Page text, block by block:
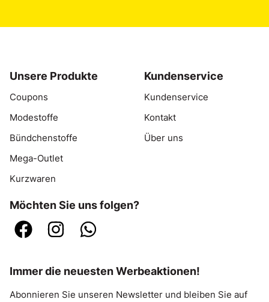
Unsere Produkte
Coupons
Modestoffe
Bündchenstoffe
Mega-Outlet
Kurzwaren
Kundenservice
Kundenservice
Kontakt
Über uns
Möchten Sie uns folgen?
Immer die neuesten Werbeaktionen!
Abonnieren Sie unseren Newsletter und bleiben Sie auf